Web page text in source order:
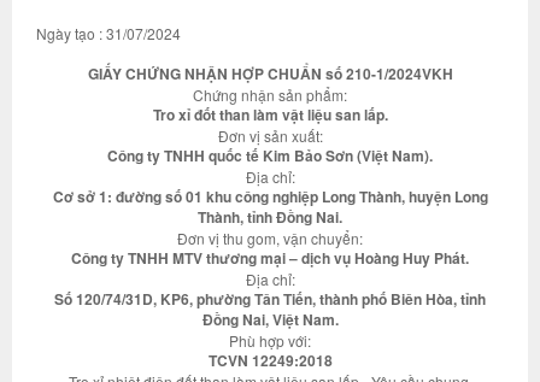
Ngày tạo : 31/07/2024
GIẤY CHỨNG NHẬN HỢP CHUẨN số 210-1/2024VKH
Chứng nhận sản phẩm:
Tro xỉ đốt than làm vật liệu san lấp.
Đơn vị sản xuất:
Công ty TNHH quốc tế Kim Bảo Sơn (Việt Nam).
Địa chỉ:
Cơ sở 1: đường số 01 khu công nghiệp Long Thành, huyện Long
Thành, tỉnh Đồng Nai.
Đơn vị thu gom, vận chuyển:
Công ty TNHH MTV thương mại – dịch vụ Hoàng Huy Phát.
Địa chỉ:
Số 120/74/31D, KP6, phường Tân Tiến, thành phố Biên Hòa, tỉnh
Đồng Nai, Việt Nam.
Phù hợp với:
TCVN 12249:2018